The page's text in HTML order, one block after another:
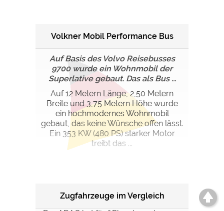
Volkner Mobil Performance Bus
Auf Basis des Volvo Reisebusses
9700 wurde ein Wohnmobil der
Superlative gebaut. Das als Bus ...
Auf 12 Metern Länge, 2,50 Metern
Breite und 3,75 Metern Höhe wurde
ein hochmodernes Wohnmobil
gebaut, das keine Wünsche offen lässt.
Ein 353 KW (480 PS) starker Motor
treibt das ...
Zugfahrzeuge im Vergleich